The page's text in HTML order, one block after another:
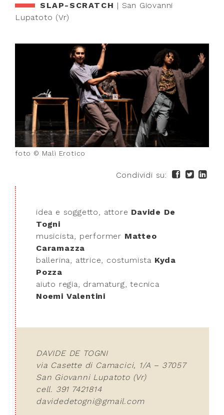
SLAP-SCRATCH | San Giovanni
Lupatoto (Vr)
foto © Malì Erotico
Condividi su:
idea e soggetto, attore Davide De
Togni
musicista, performer Matteo
Caramazza
ballerina, attrice, costumista Kyda
Pozza
aiuto regia, dramaturg, tecnica
Noemi Valentini
DAVIDE DE TOGNI
via Casette di Camacici, 1/A – 37057
San Giovanni Lupatoto (Vr)
cell. 391 7421814
davidedetogni@gmail.com